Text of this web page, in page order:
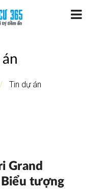
Tin dự án
Grand
Biểu tượng